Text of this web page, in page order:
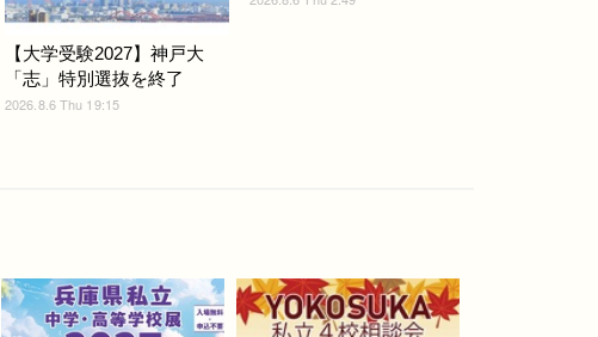
【大学受験2027】神戸大
「志」特別選抜を終了
2026.8.6 Thu 19:15